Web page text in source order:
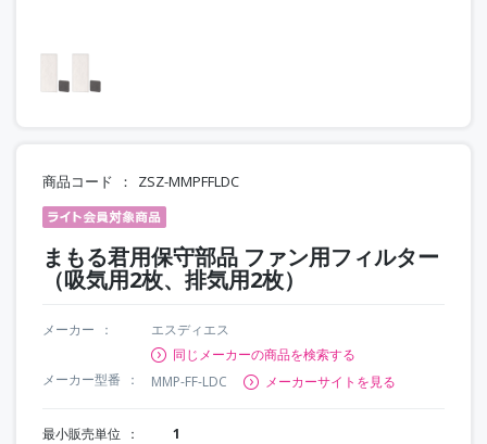
商品コード ZSZ-MMPFFLDC
まもる君用保守部品 ファン用フィルター
（吸気用2枚、排気用2枚）
メーカー
エスディエス
同じメーカーの商品を検索する
メーカー型番
MMP-FF-LDC メーカーサイトを見る
最小販売単位 1